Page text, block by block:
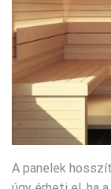
A panelek